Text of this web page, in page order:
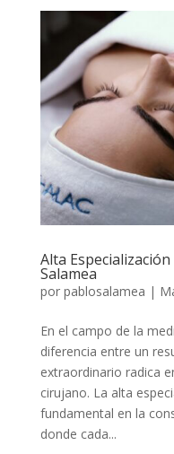
Alta
Salamea
por pablosalamea |
En el campo de la
diferencia entre un
extraordinario radica
cirujano. La alta
fundamental en la
donde cada...